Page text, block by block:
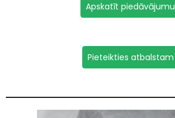
Apskatīt piedāvājumu
Pieteikties atbalstam